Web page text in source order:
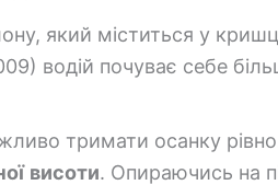
який міститься у
водій почуває себе
тримати осанку
висоти. Опираючись на